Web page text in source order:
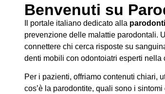
Benvenuti su
Il portale italiano dedicato alla
prevenzione delle malattie parodontali.
connettere chi cerca risposte su
denti mobili con odontoiatri esperti nella
Per i pazienti, offriamo contenuti chiari,
cos’è la parodontite, quali sono i